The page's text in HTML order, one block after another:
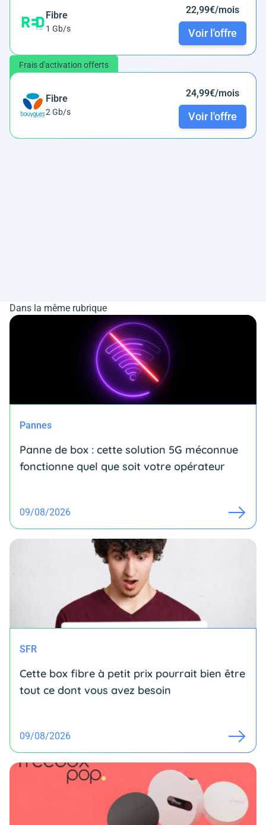
Fibre
1 Gb/s
22,99€/mois
Voir l'offre
Frais d'activation offerts
Fibre
2 Gb/s
24,99€/mois
Voir l'offre
Dans la même rubrique
Pannes
Panne de box : cette solution 5G méconnue
fonctionne quel que soit votre opérateur
09/08/2026
SFR
Cette box fibre à petit prix pourrait bien être
tout ce dont vous avez besoin
09/08/2026